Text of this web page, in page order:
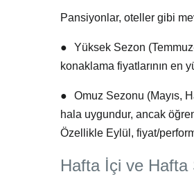
Pansiyonlar, oteller gibi
● Yüksek Sezon
konaklama fiyatlarının en
● Omuz Sezonu (Mayıs,
hala uygundur, ancak
Özellikle Eylül , fiyat/
Hafta İçi ve Hafta